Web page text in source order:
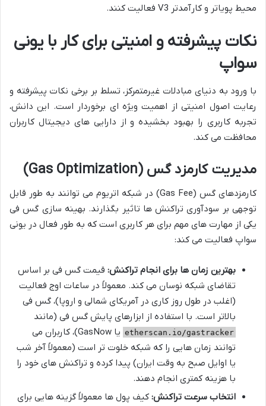
محیط پویاتر و کارآمدتر V3 فعالیت کنند.
نکات پیشرفته و امنیتی برای کار با یونی
سواپ
با ورود به دنیای مبادلات غیرمتمرکز، تسلط بر برخی نکات پیشرفته و
رعایت اصول امنیتی از اهمیت ویژه ای برخوردار است. این دانش،
تجربه کاربری را بهبود بخشیده و از دارایی های دیجیتال کاربران
محافظت می کند.
مدیریت کارمزد گس (Gas Optimization)
کارمزدهای گس (Gas Fee) در شبکه اتریوم می توانند به طور قابل
توجهی بر سودآوری تراکنش ها تاثیر بگذارند. بهینه سازی گس فی
یکی از مهارت های مهم برای هر کاربری است که به طور فعال در یونی
سواپ فعالیت می کند:
بهترین زمان ها برای انجام تراکنش: قیمت گس فی بر اساس
تقاضای شبکه نوسان می کند. معمولاً در ساعات اوج فعالیت
(اغلب در طول روز کاری در آمریکای شمالی و اروپا)، گس فی
بالاتر است. با استفاده از ابزارهای پایش گس فی (مانند
etherscan.io/gastracker
یا GasNow)، کاربران می
توانند زمان هایی را که شبکه خلوت تر است (معمولاً آخر شب
یا اوایل صبح به وقت ایران) پیدا کرده و تراکنش های خود را
با هزینه کمتری انجام دهند.
انتخاب سرعت تراکنش: کیف پول ها معمولاً گزینه هایی برای